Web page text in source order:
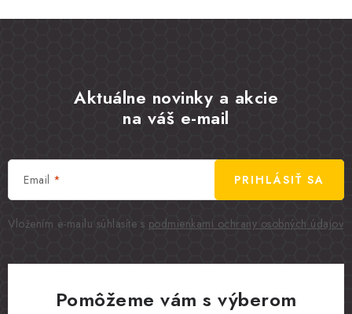
Aktuálne novinky a akcie
na váš e-mail
Email
Vložením e-mailu súhlasíte s podmienkami ochrany osobných údajov
PRIHLÁSIŤ SA
Pomôžeme vám s výberom